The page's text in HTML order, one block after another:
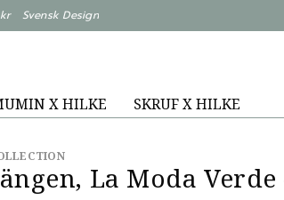
Svensk Design
X HILKE SKRUF X HILKE
La Moda